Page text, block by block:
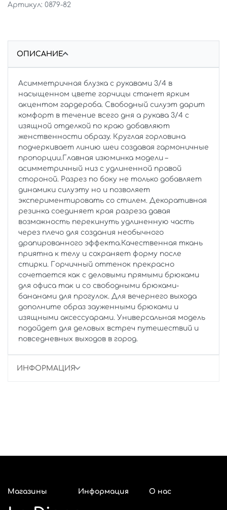
0879-82
ОПИСАНИЕ
Асимметричная блузка с рукавами 3/4 в
насыщенном цвете горчицы станет ярким
акцентом гардероба. Свободный силуэт дарит
комфорт в течение всего дня а рукава 3/4 с
изящной отделкой по краю добавляют
женственности образу. Круглая горловина
подчеркивает линию шеи создавая гармоничные
пропорции.Главная изюминка модели –
асимметричный низ с удлиненной правой
стороной. Разрез по боку не только добавляет
динамики силуэту но и позволяет
экспериментировать со стилем. Декоративная
резинка соединяет края разреза давая
возможность перекинуть удлиненную часть
через плечо для создания необычного
драпированного эффекта.Качественная ткань
приятна к телу и сохраняет форму после
стирки. Горчичный оттенок прекрасно
сочетается как с деловыми прямыми брюками
для офиса так и со свободными брюками-
бананами для прогулок. Для вечернего выхода
дополните образ зауженными брюками и
изящными аксессуарами. Универсальная модель
подойдет для деловых встреч путешествий и
повседневных выходов в город.
ИНФОРМАЦИЯ
Магазины Информация О нас